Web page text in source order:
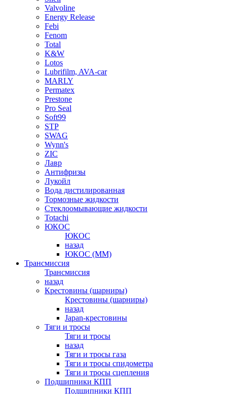
Valvoline
Energy Release
Febi
Fenom
Total
K&W
Lotos
Lubrifilm, AVA-car
MARLY
Permatex
Prestone
Pro Seal
Soft99
STP
SWAG
Wynn's
ZIC
Лавр
Антифризы
Лукойл
Вода дистилированная
Тормозные жидкости
Стеклоомывающие жидкости
Totachi
ЮКОС
ЮКОС
назад
ЮКОС (ММ)
Трансмиссия
Трансмиссия
назад
Крестовины (шарниры)
Крестовины (шарниры)
назад
Japan-крестовины
Тяги и тросы
Тяги и тросы
назад
Тяги и тросы газа
Тяги и тросы спидометра
Тяги и тросы сцепления
Подшипники КПП
Подшипники КПП